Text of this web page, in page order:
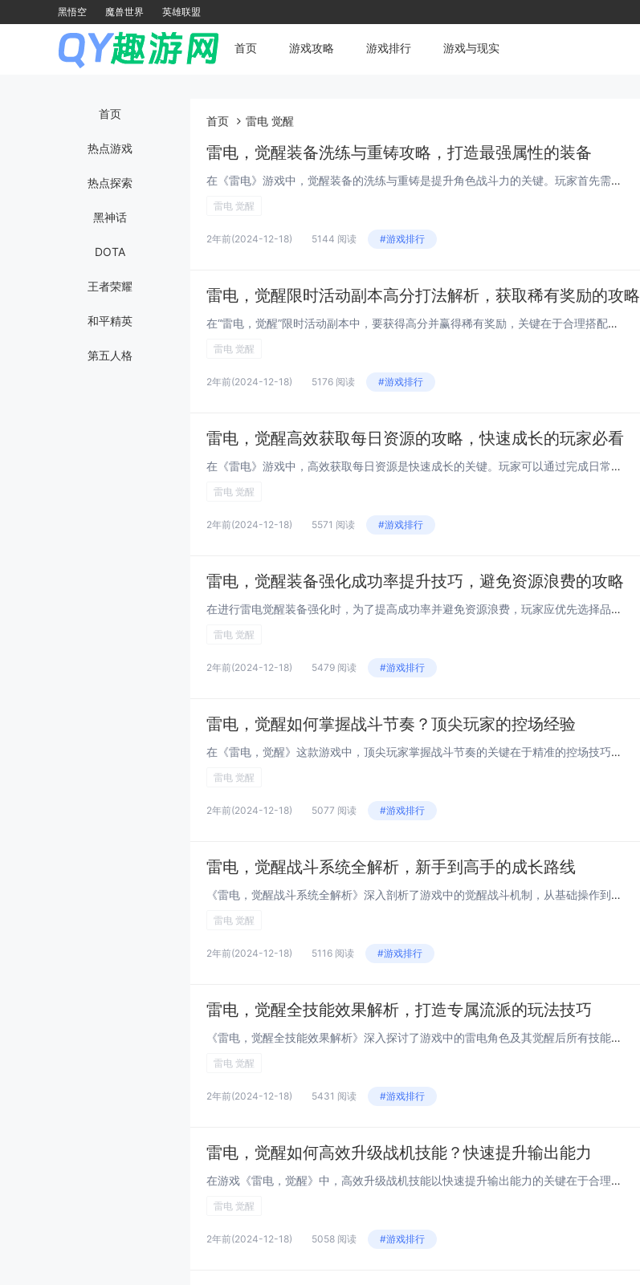
黑悟空 魔兽世界 英雄联盟
首页 游戏攻略 游戏排行 游戏与现实
首页
热点游戏
热点探索
黑神话
DOTA
王者荣耀
和平精英
第五人格
首页 雷电 觉醒
雷电，觉醒装备洗练与重铸攻略，打造最强属性的装备
在《雷电》游戏中，觉醒装备的洗练与重铸是提升角色战斗力的关键。玩家首先需要通过副本或活动获取洗练石和重铸材料。洗练可以随机改变装备的附加属性，而重铸则能锁定并优化特定属性。为了打造最强属性的装备，建议玩家多次尝试洗练，并利用高级重铸材料固定...
雷电 觉醒
2年前(2024-12-18) 5144 阅读 #游戏排行
雷电，觉醒限时活动副本高分打法解析，获取稀有奖励的攻略
在“雷电，觉醒”限时活动副本中，要获得高分并赢得稀有奖励，关键在于合理搭配队伍技能和选择合适的装备。建议使用具备高输出和控制能力的角色组合，如雷属性角色与拥有群体攻击技能的角色搭配，可以有效打击敌人并控制战场节奏。针对不同阶段的敌人，灵活调...
雷电 觉醒
2年前(2024-12-18) 5176 阅读 #游戏排行
雷电，觉醒高效获取每日资源的攻略，快速成长的玩家必看
在《雷电》游戏中，高效获取每日资源是快速成长的关键。玩家可以通过完成日常任务、参与竞技场和公会活动来获得大量资源。合理安排角色的觉醒顺序，优先觉醒主力角色，可以大幅提升战斗力。利用好游戏内的签到奖励和限时活动，也是积累资源的有效途径。对于追...
雷电 觉醒
2年前(2024-12-18) 5571 阅读 #游戏排行
雷电，觉醒装备强化成功率提升技巧，避免资源浪费的攻略
在进行雷电觉醒装备强化时，为了提高成功率并避免资源浪费，玩家应优先选择品质较高的装备进行强化，利用“保护卡”或“祝福石”等道具来降低失败风险。合理规划强化顺序，先从低级装备开始逐步提升，积累经验和信心。关注游戏内活动，利用特定时间的强化成功...
雷电 觉醒
2年前(2024-12-18) 5479 阅读 #游戏排行
雷电，觉醒如何掌握战斗节奏？顶尖玩家的控场经验
在《雷电，觉醒》这款游戏中，顶尖玩家掌握战斗节奏的关键在于精准的控场技巧。他们通过灵活运用角色技能，准确预判敌人的行动，以及合理分配资源，来控制战场局势。保持冷静的心态和快速的反应能力也是必不可少的。通过不断练习和实战经验的积累，玩家可以更...
雷电 觉醒
2年前(2024-12-18) 5077 阅读 #游戏排行
雷电，觉醒战斗系统全解析，新手到高手的成长路线
《雷电，觉醒战斗系统全解析》深入剖析了游戏中的觉醒战斗机制，从基础操作到高级技巧，为玩家提供了全面的指导。文章详细介绍了如何通过合理的技能搭配和战术运用，逐步提升战斗力，实现从新手到高手的转变。还特别强调了团队合作的重要性，以及在不同战斗场...
雷电 觉醒
2年前(2024-12-18) 5116 阅读 #游戏排行
雷电，觉醒全技能效果解析，打造专属流派的玩法技巧
《雷电，觉醒全技能效果解析》深入探讨了游戏中的雷电角色及其觉醒后所有技能的效果，为玩家提供了详细的技能机制分析和实战应用技巧。文章不仅解读了每个技能的独特作用和组合策略，还分享了如何根据个人喜好和战斗需求打造专属的雷电流派，帮助玩家在战斗中...
雷电 觉醒
2年前(2024-12-18) 5431 阅读 #游戏排行
雷电，觉醒如何高效升级战机技能？快速提升输出能力
在游戏《雷电，觉醒》中，高效升级战机技能以快速提升输出能力的关键在于合理分配资源和优化战斗策略。玩家应优先升级主武器和特殊技能，通过完成任务和挑战更高难度来获得更多的经验和技能点。利用游戏内的各种增益道具和Buff，可以有效加快技能升级的速...
雷电 觉醒
2年前(2024-12-18) 5058 阅读 #游戏排行